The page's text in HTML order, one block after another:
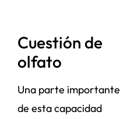
Cuestión de
olfato
Una parte importante
de esta capacidad